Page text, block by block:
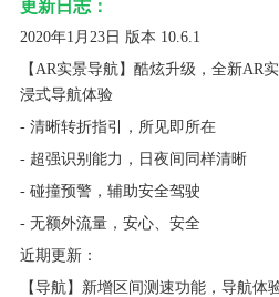
更新日志：
2020年1月23日 版本 10.6.1
【AR实景导航】酷炫升级，全新AR
浸式导航体验
- 清晰转折指引，所见即所在
- 超强识别能力，日夜间同样清晰
- 碰撞预警，辅助安全驾驶
- 无额外流量，安心、安全
近期更新：
【导航】新增区间测速功能，导航体